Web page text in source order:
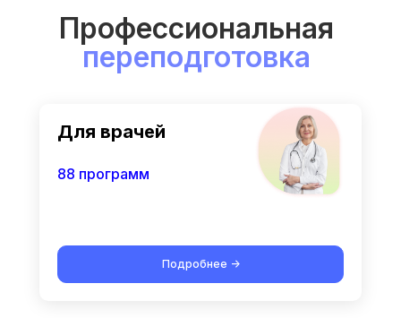
Профессиональная
переподготовка
Для врачей
88 программ
Подробнее ->